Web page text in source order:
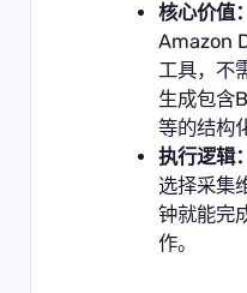
核心价值：
Amazon
工具，不
生成包含
等的结构
执行逻辑：
选择采集
钟就能完
作。